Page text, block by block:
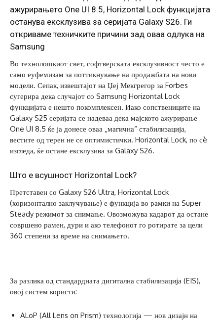
ажурирањето One UI 8.5, Horizontal Lock функцијата
останува ексклузива за серијата Galaxy S26. Ги
откриваме техничките причини зад оваа одлука на
Samsung
Во технолошкиот свет, софтверската ексклузивност често е
само еуфемизам за поттикнување на продажбата на нови
модели. Сепак, извештајот на Џеј Мекгрегор за Forbes
сугерира дека случајот со Samsung Horizontal Lock
функцијата е нешто покомплексен. Иако сопствениците на
Galaxy S25 серијата се надеваа дека мајското ажурирање
One UI 8.5 ќе ја донесе оваа „магична“ стабилизација,
вестите од терен не се оптимистички. Horizontal Lock, по сè
изгледа, ќе остане ексклузива за Galaxy S26.
Што e всушност Horizontal Lock?
Претставен со Galaxy S26 Ultra, Horizontal Lock
(хоризонтално заклучување) е функција во рамки на Super
Steady режимот за снимање. Овозможува кадарот да остане
совршено рамен, дури и ако телефонот го ротирате за цели
360 степени за време на снимањето.
За разлика од стандардната дигитална стабилизација (EIS),
овој систем користи:
ALoP (All Lens on Prism) технологија — нов дизајн на